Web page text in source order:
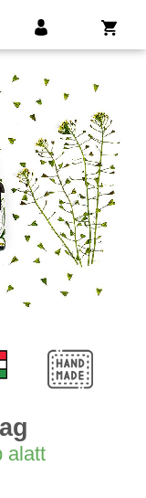
alatt